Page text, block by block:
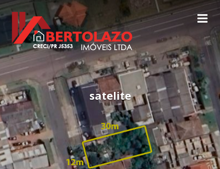
satelite